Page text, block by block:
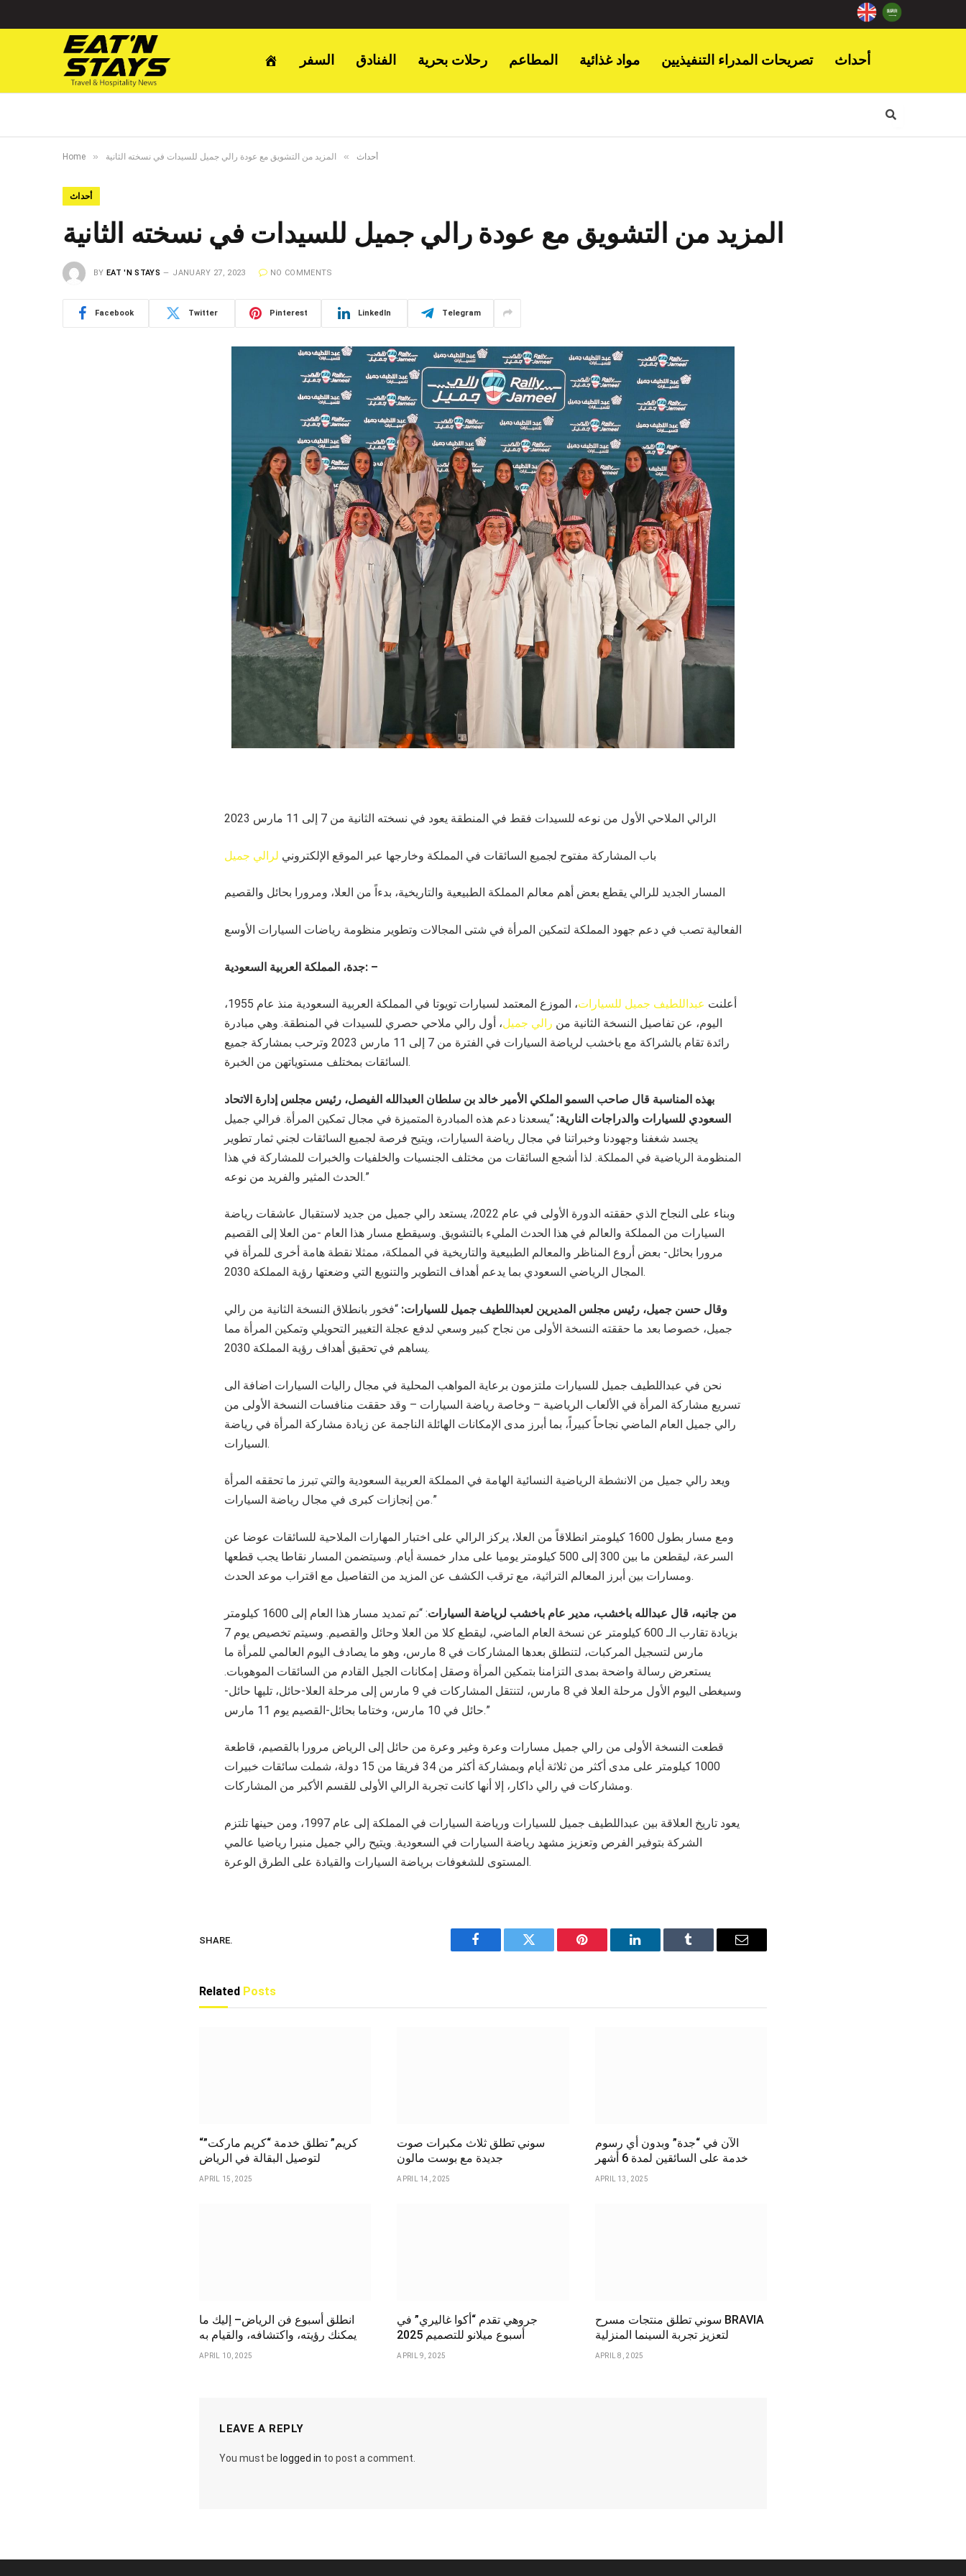
السفر الفنادق رحلات بحرية المطاعم مواد غذائية تصريحات المدراء التنفيذيين أحداث
Home » أحداث » المزيد من التشويق مع عودة رالي جميل للسيدات في نسخته الثانية
أحداث
المزيد من التشويق مع عودة رالي جميل للسيدات في نسخته الثانية
BY EAT 'N STAYS JANUARY 27, 2023 NO COMMENTS
Facebook Twitter Pinterest LinkedIn Telegram
الرالي الملاحي الأول من نوعه للسيدات فقط في المنطقة يعود في نسخته الثانية من 7 إلى 11 مارس 2023
باب المشاركة مفتوح لجميع السائقات في المملكة وخارجها عبر الموقع الإلكتروني لرالي جميل
المسار الجديد للرالي يقطع بعض أهم معالم المملكة الطبيعية والتاريخية، بدءاً من العلا، ومرورا بحائل والقصيم
الفعالية تصب في دعم جهود المملكة لتمكين المرأة في شتى المجالات وتطوير منظومة رياضات السيارات الأوسع
جدة، المملكة العربية السعودية: –
أعلنت عبداللطيف جميل للسيارات
، الموزع المعتمد لسيارات تويوتا في المملكة العربية السعودية منذ عام 1955،
اليوم، عن تفاصيل النسخة الثانية من رالي جميل، أول رالي ملاحي حصري للسيدات في المنطقة. وهي مبادرة
رائدة تقام بالشراكة مع باخشب لرياضة السيارات في الفترة من 7 إلى 11 مارس 2023 وترحب بمشاركة جميع
السائقات بمختلف مستوياتهن من الخبرة.
بهذه المناسبة قال صاحب السمو الملكي الأمير خالد بن سلطان العبدالله الفيصل، رئيس مجلس إدارة الاتحاد
السعودي للسيارات والدراجات النارية: “يسعدنا دعم هذه المبادرة المتميزة في مجال تمكين المرأة. فرالي جميل
يجسد شغفنا وجهودنا وخبراتنا في مجال رياضة السيارات، ويتيح فرصة لجميع السائقات لجني ثمار تطوير
المنظومة الرياضية في المملكة. لذا أشجع السائقات من مختلف الجنسيات والخلفيات والخبرات للمشاركة في هذا
الحدث المثير والفريد من نوعه.”
وبناء على النجاح الذي حققته الدورة الأولى في عام 2022، يستعد رالي جميل من جديد لاستقبال عاشقات رياضة
السيارات من المملكة والعالم في هذا الحدث المليء بالتشويق. وسيقطع مسار هذا العام -من العلا إلى القصيم
مرورا بحائل- بعض أروع المناظر والمعالم الطبيعية والتاريخية في المملكة، ممثلا نقطة هامة أخرى للمرأة في
المجال الرياضي السعودي بما يدعم أهداف التطوير والتنويع التي وضعتها رؤية المملكة 2030.
وقال حسن جميل، رئيس مجلس المديرين لعبداللطيف جميل للسيارات: “فخور بانطلاق النسخة الثانية من رالي
جميل، خصوصا بعد ما حققته النسخة الأولى من نجاح كبير وسعي لدفع عجلة التغيير التحويلي وتمكين المرأة مما
يساهم في تحقيق أهداف رؤية المملكة 2030.
نحن في عبداللطيف جميل للسيارات ملتزمون برعاية المواهب المحلية في مجال راليات السيارات اضافة الى
تسريع مشاركة المرأة في الألعاب الرياضية – وخاصة رياضة السيارات – وقد حققت منافسات النسخة الأولى من
رالي جميل العام الماضي نجاحاً كبيراً، بما أبرز مدى الإمكانات الهائلة الناجمة عن زيادة مشاركة المرأة في رياضة
السيارات.
ويعد رالي جميل من الانشطة الرياضية النسائية الهامة في المملكة العربية السعودية والتي تبرز ما تحققه المرأة
من إنجازات كبرى في مجال رياضة السيارات.”
ومع مسار بطول 1600 كيلومتر انطلاقاً من العلا، يركز الرالي على اختبار المهارات الملاحية للسائقات عوضا عن
السرعة، ليقطعن ما بين 300 إلى 500 كيلومتر يوميا على مدار خمسة أيام. وسيتضمن المسار نقاطا يجب قطعها
ومسارات بين أبرز المعالم التراثية، مع ترقب الكشف عن المزيد من التفاصيل مع اقتراب موعد الحدث.
من جانبه، قال عبدالله باخشب، مدير عام باخشب لرياضة السيارات
: “تم تمديد مسار هذا العام إلى 1600 كيلومتر
بزيادة تقارب الـ 600 كيلومتر عن نسخة العام الماضي، ليقطع كلا من العلا وحائل والقصيم. وسيتم تخصيص يوم 7
مارس لتسجيل المركبات، لتنطلق بعدها المشاركات في 8 مارس، وهو ما يصادف اليوم العالمي للمرأة ما
يستعرض رسالة واضحة بمدى التزامنا بتمكين المرأة وصقل إمكانات الجيل القادم من السائقات الموهوبات.
وسيغطى اليوم الأول مرحلة العلا في 8 مارس، لتنتقل المشاركات في 9 مارس إلى مرحلة العلا-حائل، تليها حائل-
حائل في 10 مارس، وختاما بحائل-القصيم يوم 11 مارس.”
قطعت النسخة الأولى من رالي جميل مسارات وعرة وغير وعرة من حائل إلى الرياض مرورا بالقصيم، قاطعة
1000 كيلومتر على مدى أكثر من ثلاثة أيام وبمشاركة أكثر من 34 فريقا من 15 دولة، شملت سائقات خبيرات
ومشاركات في رالي داكار، إلا أنها كانت تجربة الرالي الأولى للقسم الأكبر من المشاركات.
يعود تاريخ العلاقة بين عبداللطيف جميل للسيارات ورياضة السيارات في المملكة إلى عام 1997، ومن حينها تلتزم
الشركة بتوفير الفرص وتعزيز مشهد رياضة السيارات في السعودية. ويتيح رالي جميل منبرا رياضيا عالمي
المستوى للشغوفات برياضة السيارات والقيادة على الطرق الوعرة.
SHARE.
Facebook Twitter Pinterest LinkedIn Tumblr Email
Related Posts
“كريم” تطلق خدمة “كريم ماركت”
لتوصيل البقالة في الرياض
APRIL 15, 2025
سوني تطلق ثلاث مكبرات صوت
جديدة مع بوست مالون
APRIL 14, 2025
الآن في “جدة” وبدون أي رسوم
خدمة على السائقين لمدة 6 أشهر
APRIL 13, 2025
انطلق أسبوع فن الرياض– إليك ما
يمكنك رؤيته، واكتشافه، والقيام به
APRIL 10, 2025
جروهي تقدم “أكوا غاليري” في
أسبوع ميلانو للتصميم 2025
APRIL 9, 2025
سوني تطلق منتجات مسرح BRAVIA
لتعزيز تجربة السينما المنزلية
APRIL 8, 2025
LEAVE A REPLY
You must belogged in to post a comment.